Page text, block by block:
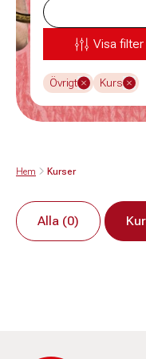
Visa filter
Övrigt Kurs
Hem Kurser
Alla (0)